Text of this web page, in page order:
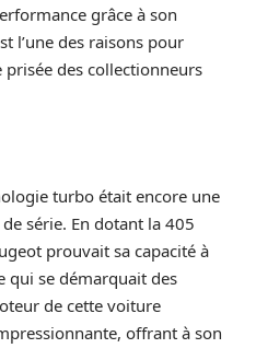
grâce à son
l’une des raisons pour
des collectionneurs
turbo était encore une
série. En dotant la 405
prouvait sa capacité à
qui se démarquait des
de cette voiture
offrant à son